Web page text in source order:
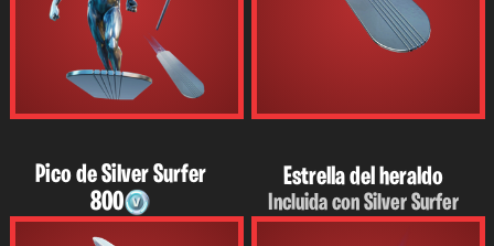
Pico de Silver Surfer
800
Estrella del heraldo
Incluida con Silver Surfer